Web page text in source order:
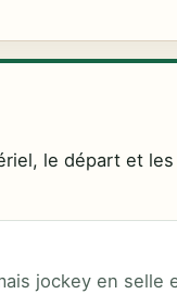
le départ et les
jockey en selle